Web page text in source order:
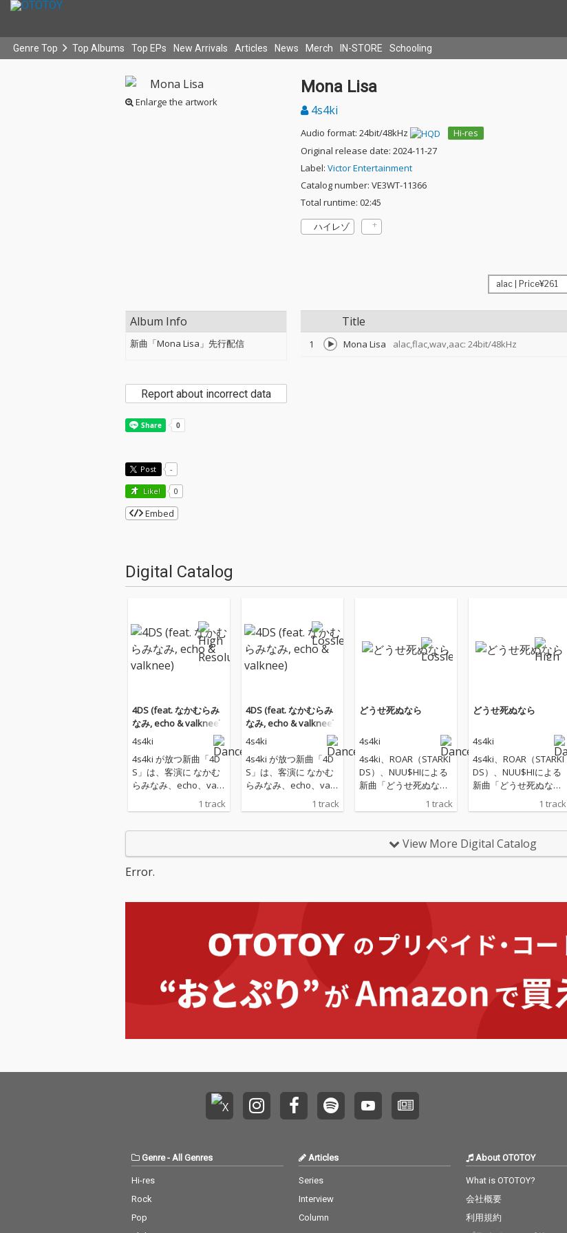
Genre Top Top Albums Top EPs New Arrivals Articles News Merch IN-STORE Schooling
Enlarge the artwork
Mona Lisa
4s4ki
Audio format: 24bit/48kHz
Hi-res
Original release date: 2024-11-27
Label: Victor Entertainment
Catalog number: VE3WT-11366
Total runtime: 02:45
ハイレゾ
Title
1 Mona Lisa alac,flac,wav,aac: 24bit/48kHz
Album Info
新曲「Mona Lisa」先行配信
Report about incorrect data
Post -
Like! 0
Embed
Digital Catalog
4DS (feat. なかむらみ
なみ, echo & valknee)
4s4ki
4s4ki が放つ新曲「4D
S」は、客演に なかむ
らみなみ、echo、valk
nee を迎え、トラック
を「ねえ聞いて」でも
1 track
4DS (feat. なかむらみ
なみ, echo & valknee)
4s4ki
4s4ki が放つ新曲「4D
S」は、客演に なかむ
らみなみ、echo、valk
nee を迎え、トラック
を「ねえ聞いて」でも
1 track
どうせ死ぬなら
4s4ki
4s4ki、ROAR（STARKI
DS）、NUU$HIによる
新曲「どうせ死ぬな
ら」がリリース。 痛み
を笑い飛ばし、終わり
だけの一生モノ ” を作
る、「絶望と希望」が
1 track
どうせ死ぬなら
4s4ki
4s4ki、ROAR（STARKI
DS）、NUU$HIによる
新曲「どうせ死ぬな
ら」がリリース。 痛み
を笑い飛ばし、終わり
だけの一生モノ ” を作
る、「絶望と希望」が
1 track
View More Digital Catalog
Error.
Genre- All Genres
Hi-res
Rock
Pop
Articles
Series
Interview
Column
About OTOTOY
What is OTOTOY?
会社概要
利用規約